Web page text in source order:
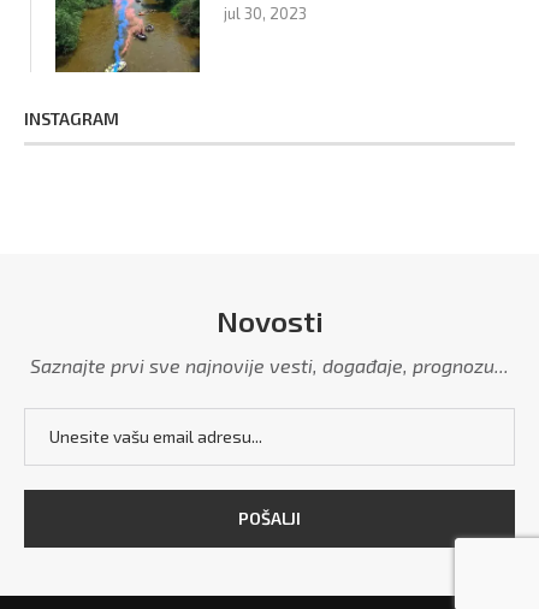
jul 30, 2023
INSTAGRAM
Novosti
Saznajte prvi sve najnovije vesti, događaje, prognozu...